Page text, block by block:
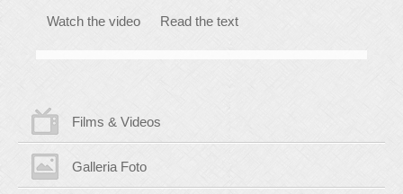
Watch the video Read the text
Films & Videos
Galleria Foto